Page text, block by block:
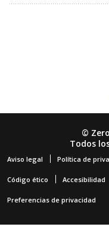
©
Todos
Aviso legal Política de
Código ético Accesibilidad
Preferencias de privacidad